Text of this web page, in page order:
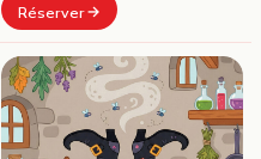
Réserver